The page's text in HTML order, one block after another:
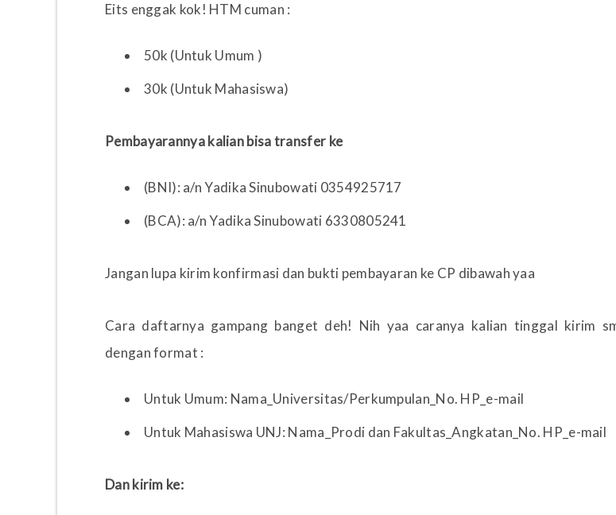
Eits enggak kok! HTM cuman :
50k (Untuk Umum )
30k (Untuk Mahasiswa)
Pembayarannya kalian bisa transfer ke
(BNI): a/n Yadika Sinubowati 0354925717
(BCA): a/n Yadika Sinubowati 6330805241
Jangan lupa kirim konfirmasi dan bukti pembayaran ke CP dibawah yaa
Cara daftarnya gampang banget deh! Nih yaa caranya kalian tinggal kirim
dengan format :
Untuk Umum: Nama_Universitas/Perkumpulan_No. HP_e-mail
Untuk Mahasiswa UNJ: Nama_Prodi dan Fakultas_Angkatan_No. HP_e-mail
Dan kirim ke: